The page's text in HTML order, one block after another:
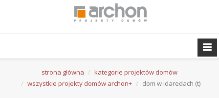
strona główna
kategorie projektów domów
wszystkie projekty domów archon+
dom w idaredach (t)